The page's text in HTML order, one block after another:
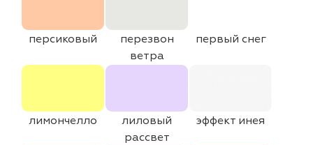
персиковый
перезвон
ветра
первый снег
лимончелло
лиловый
рассвет
эффект инея